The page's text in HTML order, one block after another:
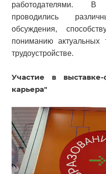
работодателями.
проводились
обсуждения,
пониманию
трудоустройстве.
Участие в
карьера"